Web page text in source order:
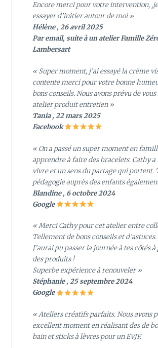
Encore merci pour votre intervention,
essayer d’initier autour de moi »
Hélène , 26 avril 2025
Par email, suite à un atelier Famille
Lambersart
« Super moment, j’ai essayé la crème
contente merci pour votre bonne
bons conseils. Nous avons prévu de
atelier produit entretien »
Tania , 22 mars 2025
Facebook
« On a passé un super moment en
apprendre à faire des bracelets. Cathy a
vivre et un sens du partage qui portent.
pédagogie auprès des enfants
Blandine , 6 octobre 2024
Google
« Merci Cathy pour cet atelier entre
Tellement de bons conseils et d’astuces.
J’aurai pu passer la journée à tes côtés
des produits !
Superbe expérience à renouveler »
Stéphanie , 25 septembre 2024
Google
« Ateliers créatifs parfaits. Nous avons
excellent moment en réalisant des de
bain et sticks à lèvres pour un EVJF.